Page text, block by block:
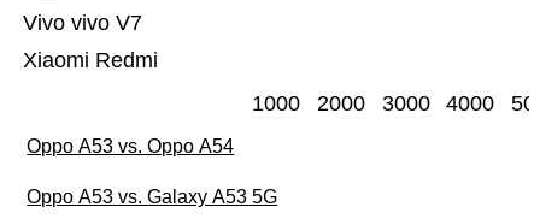
Xiaomi Redmi
Vivo vivo V7
1000 2000 3000 4000
Oppo A53 vs. Oppo A54
Oppo A53 vs. Galaxy A53 5G